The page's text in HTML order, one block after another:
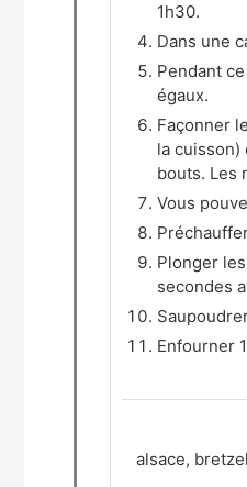
1h30.
Dans une
Pendant
égaux.
Façonner
la
bouts. Les
Vous
Plonger
secondes
Enfourner
alsace,